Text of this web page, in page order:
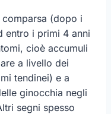
(dopo i
entro i primi 4 anni
cioè accumuli
a livello dei
tendinei) e a
ginocchia negli
segni spesso